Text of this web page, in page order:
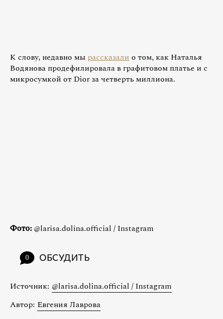
К слову, недавно мы рассказалио том, как Наталья
Водянова продефилировала в графитовом платье и с
микросумкой от Dior за четверть миллиона.
Фото: @larisa.dolina.official / Instagram
0 ОБСУДИТЬ
Источник: @larisa.dolina.official / Instagram
Автор: Евгения Лаврова